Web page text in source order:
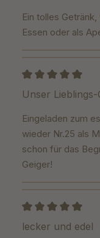
Ein tolles
Essen oder als
Bewertung mit 5
Unser Lieblings-
Eingeladen zum
wieder Nr.25 als
schon für das
Geiger!
Bewertung mit 5
lecker und edel